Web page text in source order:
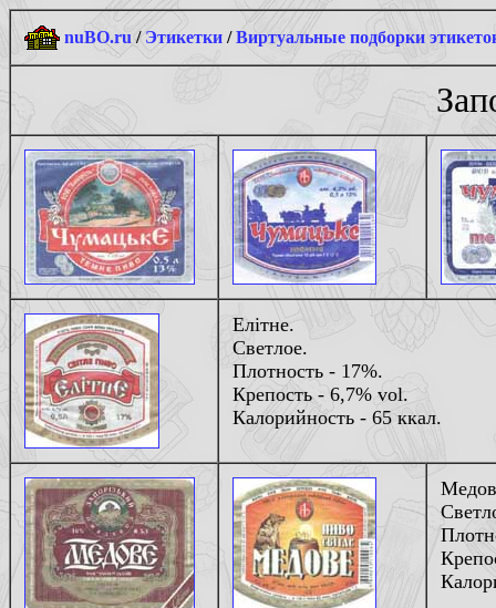
nuBO.ru / Этикетки /Виртуальные подборки
Елiтне.
Светлое.
Плотность - 17%.
Крепость - 6,7% vol.
Калорийность - 65 ккал.